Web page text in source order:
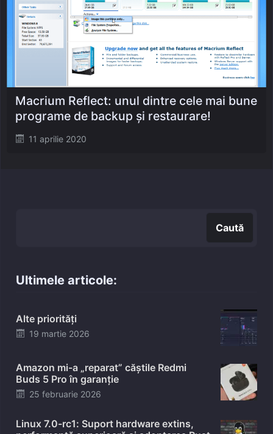
Posted
11 aprilie 2020
Macrium Reflect: unul dintre cele mai bune
programe de backup și restaurare!
Caută
Ultimele articole:
Alte priorități
Posted
19 martie 2026
Amazon mi-a „reparat” căștile Redmi
Buds 5 Pro în garanție
Posted
25 februarie 2026
Linux 7.0-rc1: Suport hardware extins,